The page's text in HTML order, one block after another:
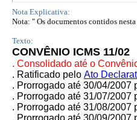
Nota Explicativa:
Nota: " Os documentos contidos
Texto:
CONVÊNIO ICMS 11/02
. Consolidado até o
. Ratificado pelo Ato
. Prorrogado até 30/04/2007
. Prorrogado até 31/07/2007
. Prorrogado até 31/08/2007
. Prorrogado até 30/09/2007